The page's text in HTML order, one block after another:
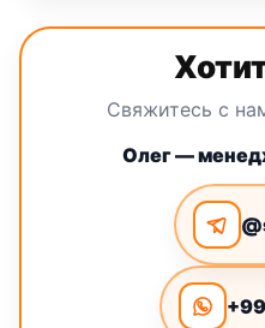
Свяжитесь с
Олег —